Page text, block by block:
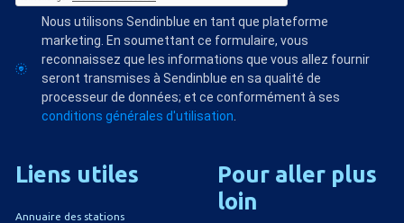
Nous utilisons Sendinblue en tant que plateforme
marketing. En soumettant ce formulaire, vous
reconnaissez que les informations que vous allez fournir
seront transmises à Sendinblue en sa qualité de
processeur de données; et ce conformément à ses
conditions générales d'utilisation
Liens utiles
Annuaire des stations
Pour aller plus
loin